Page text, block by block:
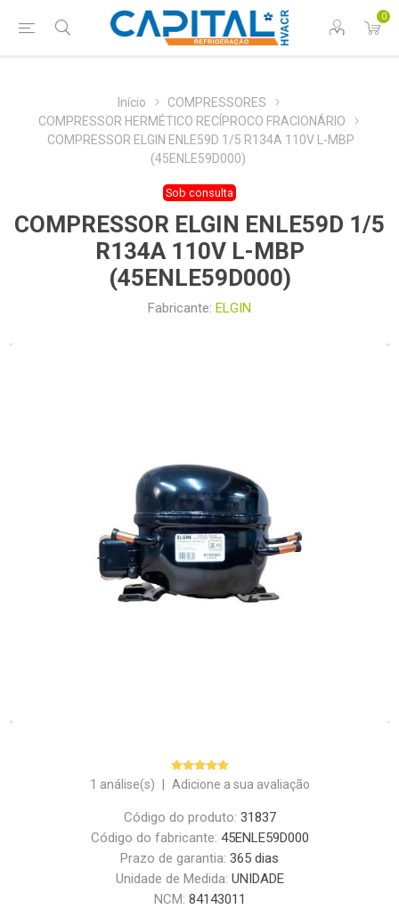
0
Início
COMPRESSORES
COMPRESSOR HERMÉTICO RECÍPROCO FRACIONÁRIO
COMPRESSOR ELGIN ENLE59D 1/5 R134A 110V L-MBP
(45ENLE59D000)
Sob consulta
COMPRESSOR ELGIN ENLE59D 1/5
R134A 110V L-MBP
(45ENLE59D000)
Fabricante: ELGIN
1 análise(s) Adicione a sua avaliação
Código do produto: 31837
Código do fabricante: 45ENLE59D000
Prazo de garantia: 365 dias
Unidade de Medida: UNIDADE
NCM: 84143011